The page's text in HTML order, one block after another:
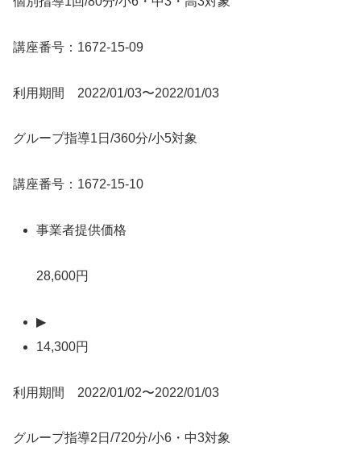
講座番号：1672-15-09
利用期間 2022/01/03〜2022/01/03
グループ指導1日/360分/小5対象
講座番号：1672-15-10
事業者提供価格
28,600円
▶
14,300円
利用期間 2022/01/02〜2022/01/03
グループ指導2日/720分/小6・中3対象